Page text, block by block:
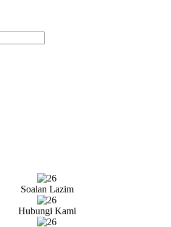
Soalan Lazim
Hubungi Kami